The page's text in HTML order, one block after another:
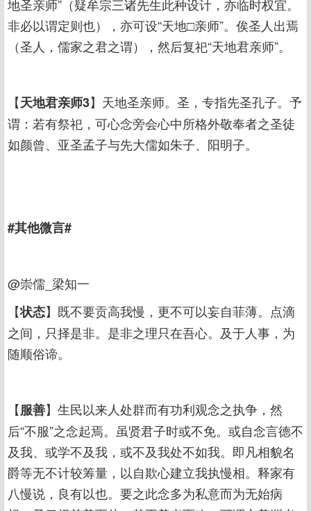
地圣亲师”（疑牟宗三诸先生此种设计，亦临时权宜。
非必以谓定则也），亦可设“天地□亲师”。俟圣人出焉
（圣人，儒家之君之谓），然后复祀“天地君亲师”。
【天地君亲师3】天地圣亲师。圣，专指先圣孔子。予
谓：若有祭祀，可心念旁会心中所格外敬奉者之圣徒
如颜曾、亚圣孟子与先大儒如朱子、阳明子。
#其他微言#
@崇儒_梁知一
【状态】既不要贡高我慢，更不可以妄自菲薄。点滴
之间，只择是非。是非之理只在吾心。及于人事，为
随顺俗谛。
【服善】生民以来人处群而有功利观念之执争，然
后“不服”之念起焉。虽贤君子时或不免。或自念言德不
及我、或学不及我，或不及我处不如我。即凡相貌名
爵等无不计较筹量，以自欺心建立我执慢相。释家有
八慢说，良有以也。要之此念多为私意而为无始病